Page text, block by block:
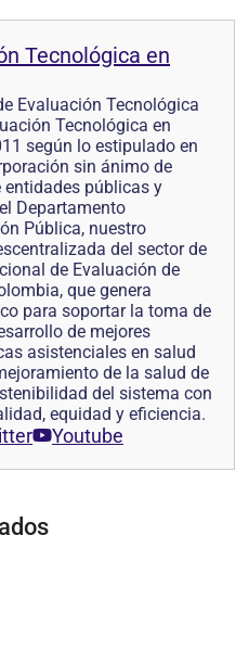
Tecnológica en
Evaluación Tecnológica
Tecnológica en
según lo estipulado en
sin ánimo de
públicas y
Departamento
Pública, nuestro
del sector de
de Evaluación de
que genera
para soportar la toma de
de mejores
asistenciales en salud
de la salud de
del sistema con
equidad y eficiencia.
Youtube